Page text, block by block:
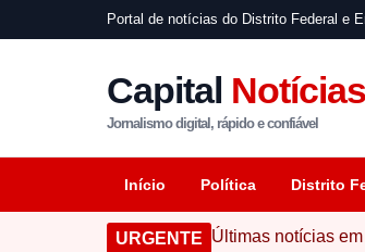
Portal de notícias do Distrito Federal e
Capital Notícias
Jornalismo digital, rápido e confiável
Início Política Distrito
URGENTE Últimas notícias